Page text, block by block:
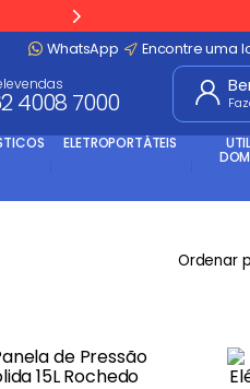
WhatsApp
Encontre uma
4008 7000
ELETROPORTÁTEIS